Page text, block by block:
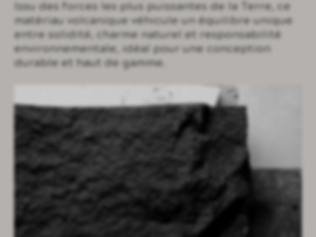
Issu des forces les plus puissantes de la Terre, ce
matériau volcanique véhicule un équilibre unique
entre solidité, charme naturel et responsabilité
environnementale, idéal pour une conception
durable et haut de gamme.